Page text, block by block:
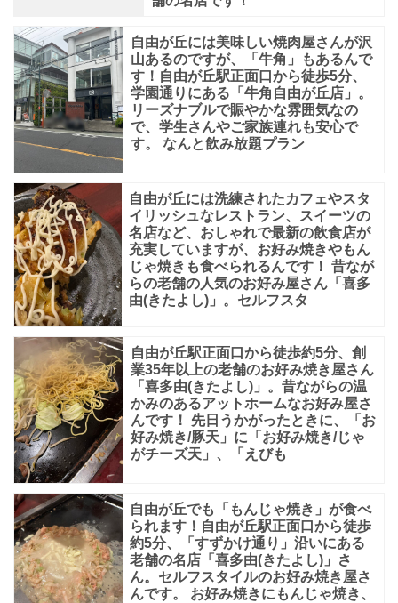
広
島
の
お
好
み
焼
き・
創
作
鉄
板
焼
き
居
酒
屋
で、
お
し
ゃ
れ
な
自由が丘には美味しい焼肉屋さんが沢
山あるのですが、「牛角」もあるんで
す！自由が丘駅正面口から徒歩5分、
学園通りにある「牛角自由が丘店」。
リーズナブルで賑やかな雰囲気なの
で、学生さんやご家族連れも安心で
す。 なんと飲み放題プラン
自由が丘には洗練されたカフェやスタ
イリッシュなレストラン、スイーツの
名店など、おしゃれで最新の飲食店が
充実していますが、お好み焼きやもん
じゃ焼きも食べられるんです！ 昔なが
らの老舗の人気のお好み屋さん「喜多
由(きたよし)」。セルフスタ
自由が丘駅正面口から徒歩約5分、創
業35年以上の老舗のお好み焼き屋さん
「喜多由(きたよし)」。昔ながらの温
かみのあるアットホームなお好み屋さ
んです！ 先日うかがったときに、「お
好み焼き/豚天」に「お好み焼き/じゃ
がチーズ天」、「えびも
自由が丘でも「もんじゃ焼き」が食べ
られます！自由が丘駅正面口から徒歩
約5分、「すずかけ通り」沿いにある
老舗の名店「喜多由(きたよし)」さ
ん。セルフスタイルのお好み焼き屋さ
んです。 お好み焼きにもんじゃ焼き、